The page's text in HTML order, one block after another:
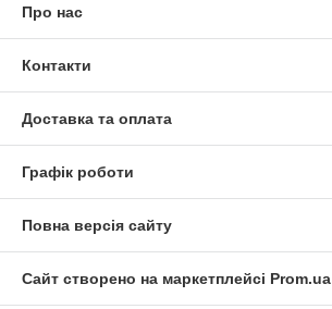
Про нас
Контакти
Доставка та оплата
Графік роботи
Повна версія сайту
Сайт створено на маркетплейсі Prom.ua